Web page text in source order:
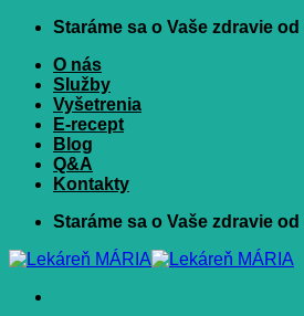
Skip
content
Staráme sa o Vaše zdravie
O nás
Služby
Vyšetrenia
E-recept
Blog
Q&A
Kontakty
Staráme sa o Vaše zdravie